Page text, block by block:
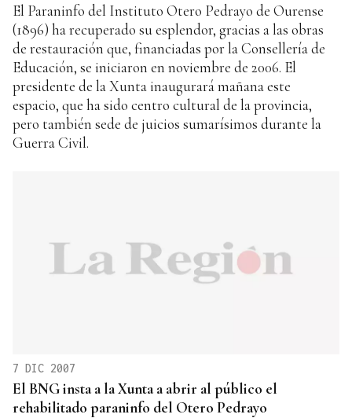
El Paraninfo del Instituto Otero Pedrayo de Ourense
(1896) ha recuperado su esplendor, gracias a las obras
de restauración que, financiadas por la Consellería de
Educación, se iniciaron en noviembre de 2006. El
presidente de la Xunta inaugurará mañana este
espacio, que ha sido centro cultural de la provincia,
pero también sede de juicios sumarísimos durante la
Guerra Civil.
7 DIC 2007
El BNG insta a la Xunta a abrir al público el
rehabilitado paraninfo del Otero Pedrayo